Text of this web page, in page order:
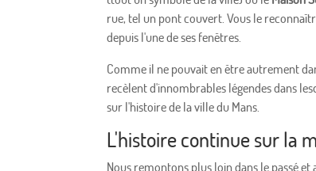
rue, tel un pont couvert. Vous le
depuis l'une de ses fenêtres.
Comme il ne pouvait en être autrement
recèlent d'innombrables légendes dans
sur l'histoire de la ville du Mans.
L'histoire continue sur la
Nous remontons plus loin dans le passé